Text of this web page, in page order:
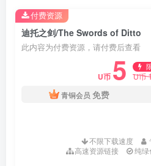
迪托之剑/The Swords of Ditto
此内容为付费资源，请付费后查看
U币 5 U币
青铜会员 免费
不限下载速度
高速资源链接
纯绿
付费资源